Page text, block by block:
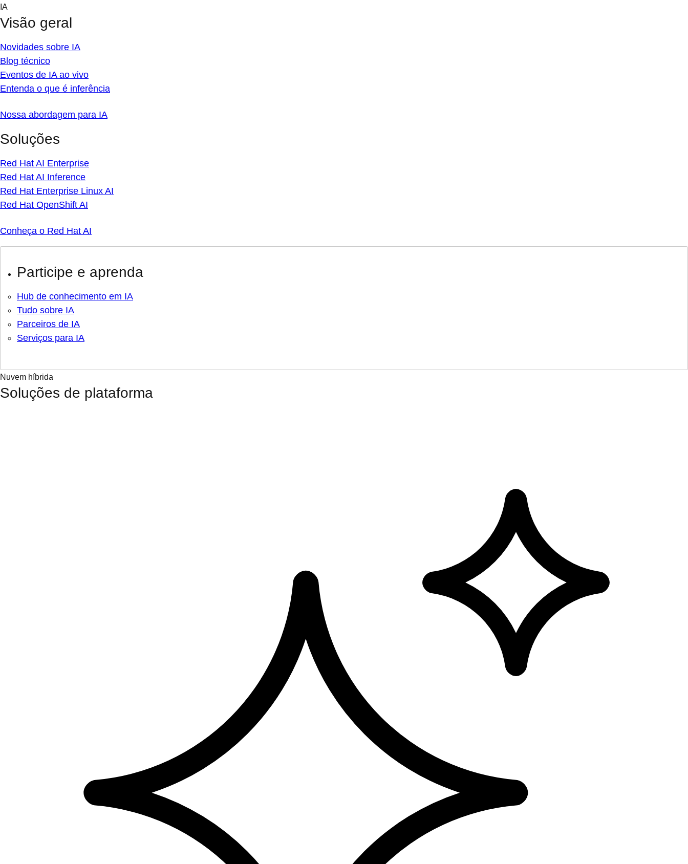
Skip
content
IA
Visão geral
Novidades sobre IA
Blog técnico
Eventos de IA ao vivo
Entenda o que é inferência
Nossa abordagem para IA
Soluções
Red Hat AI Enterprise
Red Hat AI Inference
Red Hat Enterprise Linux AI
Red Hat OpenShift AI
Conheça o Red Hat AI
Participe e aprenda
Hub de conhecimento em IA
Tudo sobre IA
Parceiros de IA
Serviços para IA
Nuvem híbrida
Soluções de plataforma